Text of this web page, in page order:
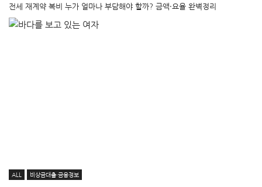
전세 재계약 복비 누가 얼마나 부담해야 할까? 금액·요율 완벽정리
ALL 비상금대출·금융정보